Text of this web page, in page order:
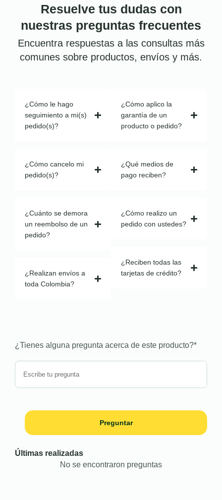
Resuelve tus dudas con
nuestras preguntas frecuentes
Encuentra respuestas a las consultas más
comunes sobre productos, envíos y más.
¿Cómo le hago
seguimiento a mi(s)
pedido(s)?
¿Cómo cancelo mi
pedido(s)?
¿Cuánto se demora
un reembolso de un
pedido?
¿Realizan envíos a
toda Colombia?
¿Cómo aplico la
garantía de un
producto o pedido?
¿Qué medios de
pago reciben?
¿Cómo realizo un
pedido con ustedes?
¿Reciben todas las
tarjetas de crédito?
¿Tienes alguna pregunta acerca de este producto?*
Preguntar
Últimas realizadas
No se encontraron preguntas